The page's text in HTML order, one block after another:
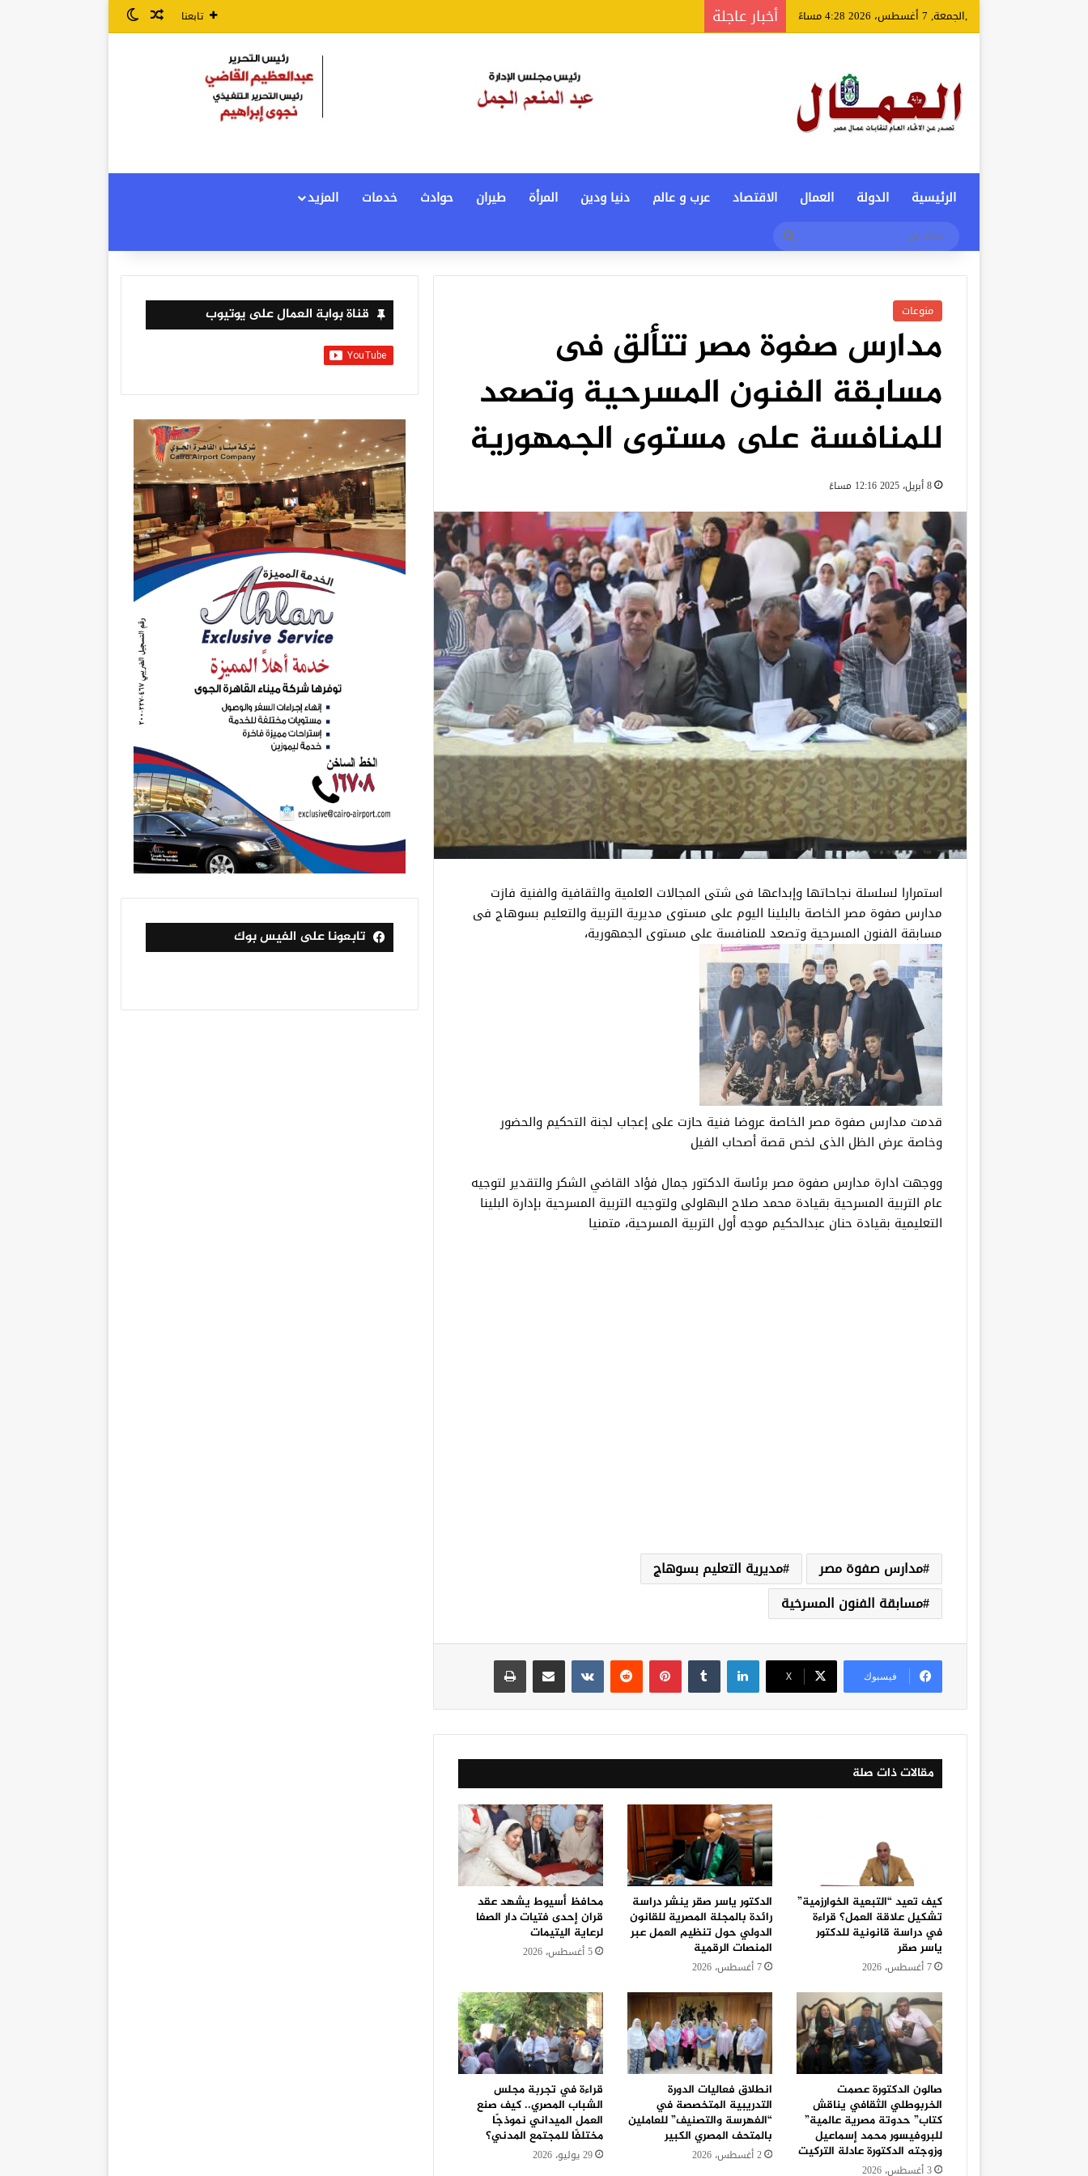
,الجمعة, 7 أغسطس، 2026 4:28 مساءً أخبار عاجلة تابعنا مقال عشوائي
الوضع المظلم
الرئيسية الدولة العمال الاقتصاد عرب و عالم دنيا ودين المرأة طيران حوادث خدمات
المزيد
منوعات
مدارس صفوة مصر تتألق فى
مسابقة الفنون المسرحية وتصعد
للمنافسة على مستوى الجمهورية
8 أبريل، 2025 12:16 مساءً
استمرارا لسلسلة نجاحاتها وإبداعها فى شتى المجالات العلمية والثقافية والفنية فازت
مدارس صفوة مصر الخاصة بالبلينا اليوم على مستوى مديرية التربية والتعليم بسوهاج فى
مسابقة الفنون المسرحية وتصعد للمنافسة على مستوى الجمهورية،
قدمت مدارس صفوة مصر الخاصة عروضا فنية حازت على إعجاب لجنة التحكيم والحضور
وخاصة عرض الظل الذى لخص قصة أصحاب الفيل
ووجهت ادارة مدارس صفوة مصر برئاسة الدكتور جمال فؤاد القاضي الشكر والتقدير لتوجيه
عام التربية المسرحية بقيادة محمد صلاح البهلولى ولتوجيه التربية المسرحية بإدارة البلينا
التعليمية بقيادة حنان عبدالحكيم موجه أول التربية المسرحية، متمنيا
مدارس صفوة مصر
مديرية التعليم بسوهاج
مسابقة الفنون المسرخية
فيسبوك ‫X
لينكدإن بينتيريست
مقالات ذات صلة
كيف تعيد “التبعية الخوارزمية”
تشكيل علاقة العمل؟ قراءة
في دراسة قانونية للدكتور
ياسر صقر
7 أغسطس، 2026
الدكتور ياسر صقر ينشر دراسة
رائدة بالمجلة المصرية للقانون
الدولي حول تنظيم العمل عبر
المنصات الرقمية
7 أغسطس، 2026
محافظ أسيوط يشهد عقد
قران إحدى فتيات دار الصفا
لرعاية اليتيمات
5 أغسطس، 2026
صالون الدكتورة عصمت
الخربوطلي الثقافي يناقش
كتاب” حدوتة مصرية عالمية”
للبروفيسور محمد إسماعيل
وزوجته الدكتورة عادلة التركيت
3 أغسطس، 2026
انطلاق فعاليات الدورة
التدريبية المتخصصة في
“الفهرسة والتصنيف” للعاملين
بالمتحف المصري الكبير
2 أغسطس، 2026
قراءة في تجربة مجلس
الشباب المصري.. كيف صنع
العمل الميداني نموذجًا
مختلفًا للمجتمع المدني؟
29 يوليو، 2026
قناة بوابة العمال على يوتيوب
تابعونا على الفيس بوك